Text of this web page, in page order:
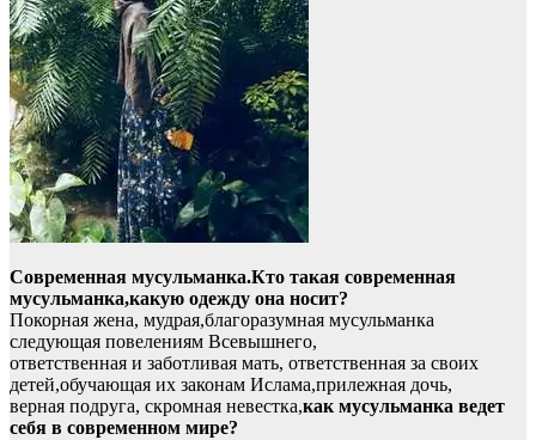
Современная мусульманка.Кто такая современная
мусульманка,какую одежду она носит?
Покорная жена, мудрая,благоразумная мусульманка
следующая повелениям Всевышнего,
ответственная и заботливая мать, ответственная за своих
детей,обучающая их законам Ислама,прилежная дочь,
верная подруга, скромная невестка,как мусульманка ведет
себя в современном мире?